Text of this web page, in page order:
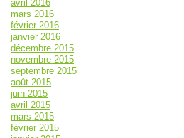
avril 2016
mars 2016
février 2016
janvier 2016
décembre 2015
novembre 2015
septembre 2015
août 2015
juin 2015
avril 2015
mars 2015
février 2015